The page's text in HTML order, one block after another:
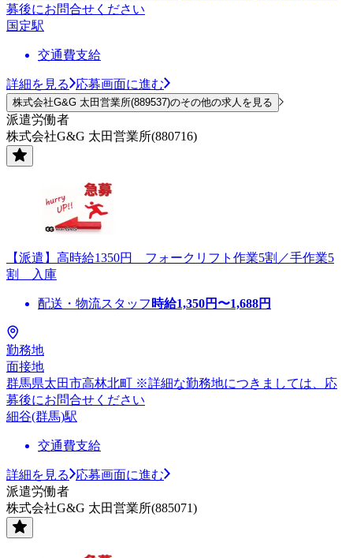
募後にお問合せください
国定駅
交通費支給
詳細を見る 応募画面に進む
株式会社G&G 太田営業所(889537)のその他の求人を見る
派遣労働者
株式会社G&G 太田営業所(880716)
【派遣】高時給1350円 フォークリフト作業5割／手作業5
割 入庫
配送・物流スタッフ 時給1,350円〜1,688円
勤務地
面接地
群馬県太田市高林北町 ※詳細な勤務地につきましては、応
募後にお問合せください
細谷(群馬)駅
交通費支給
詳細を見る
応募画面に進む
派遣労働者
株式会社G&G 太田営業所(885071)